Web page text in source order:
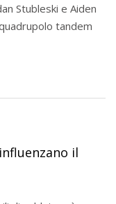
Stubleski e Aiden
tandem
il